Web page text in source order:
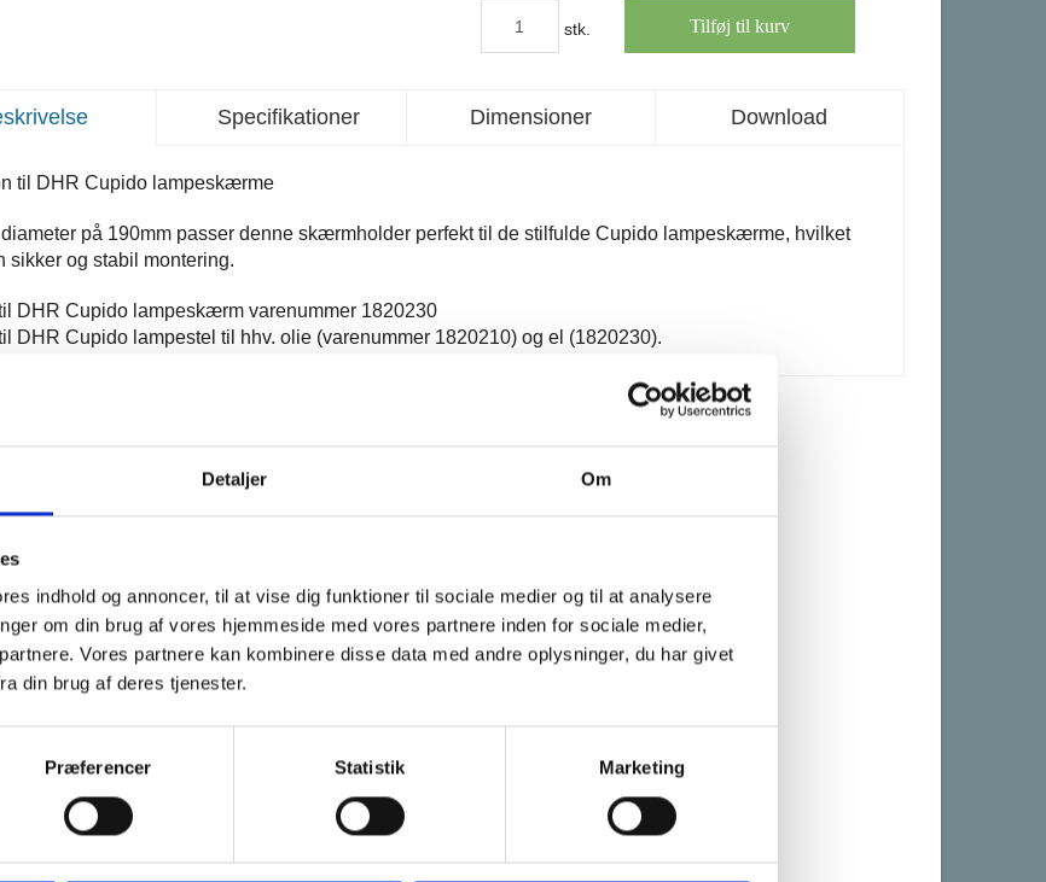
Detaljer Om
indhold og annoncer, til at vise dig funktioner til sociale medier og til at analysere
om din brug af vores hjemmeside med vores partnere inden for sociale medier,
Vores partnere kan kombinere disse data med andre oplysninger, du har givet
din brug af deres tjenester.
Præferencer Statistik Marketing
stk.
Specifikationer Dimensioner Download
til DHR Cupido lampeskærme
diameter på 190mm passer denne skærmholder perfekt til de stilfulde Cupido lampeskærme, hvilket
sikker og stabil montering.
DHR Cupido lampeskærm varenummer 1820230
DHR Cupido lampestel til hhv. olie (varenummer 1820210) og el (1820230).
8816 stor - elektrisk